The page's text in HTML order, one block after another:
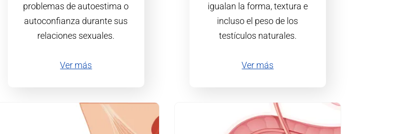
problemas de autoestima o
autoconfianza durante sus
relaciones sexuales.
Ver más
igualan la forma, textura e
incluso el peso de los
testículos naturales.
Ver más